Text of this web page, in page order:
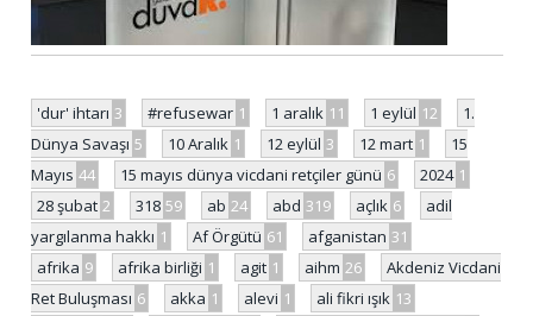
'dur' ihtarı 3 #refusewar 1 1 aralık 11 1 eylül 12
1.
Dünya Savaşı 5 10 Aralık 1 12 eylül 3 12 mart 1
15
Mayıs 44 15 mayıs dünya vicdani retçiler günü 6 2024 1
28 şubat 2 318 59 ab 24 abd 319 açlık 6
adil
yargılanma hakkı 1 Af Örgütü 61 afganistan 31
afrika 9 afrika birliği 1 agit 1 aihm 26
Akdeniz Vicdani
Ret Buluşması 6 akka 1 alevi 1 ali fikri ışık 13